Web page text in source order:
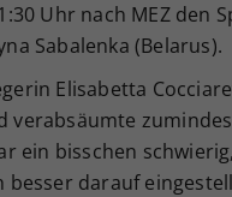
Uhr nach MEZ den
Sabalenka (Belarus).
Elisabetta
verabsäumte
ein bisschen
darauf